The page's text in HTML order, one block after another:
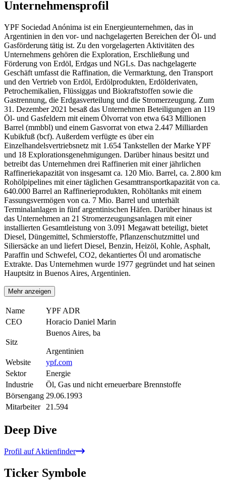
Unternehmensprofil
YPF Sociedad Anónima ist ein Energieunternehmen, das in
Argentinien in den vor- und nachgelagerten Bereichen der Öl- und
Gasförderung tätig ist. Zu den vorgelagerten Aktivitäten des
Unternehmens gehören die Exploration, Erschließung und
Förderung von Erdöl, Erdgas und NGLs. Das nachgelagerte
Geschäft umfasst die Raffination, die Vermarktung, den Transport
und den Vertrieb von Erdöl, Erdölprodukten, Erdölderivaten,
Petrochemikalien, Flüssiggas und Biokraftstoffen sowie die
Gastrennung, die Erdgasverteilung und die Stromerzeugung. Zum
31. Dezember 2021 besaß das Unternehmen Beteiligungen an 119
Öl- und Gasfeldern mit einem Ölvorrat von etwa 643 Millionen
Barrel (mmbbl) und einem Gasvorrat von etwa 2.447 Milliarden
Kubikfuß (bcf). Außerdem verfügte es über ein
Einzelhandelsvertriebsnetz mit 1.654 Tankstellen der Marke YPF
und 18 Explorationsgenehmigungen. Darüber hinaus besitzt und
betreibt das Unternehmen drei Raffinerien mit einer jährlichen
Raffineriekapazität von insgesamt ca. 120 Mio. Barrel, ca. 2.800 km
Rohölpipelines mit einer täglichen Gesamttransportkapazität von ca.
640.000 Barrel an Raffinerieprodukten, Rohöltanks mit einem
Fassungsvermögen von ca. 7 Mio. Barrel und unterhält
Terminalanlagen in fünf argentinischen Häfen. Darüber hinaus ist
das Unternehmen an 21 Stromerzeugungsanlagen mit einer
installierten Gesamtleistung von 3.091 Megawatt beteiligt, bietet
Diesel, Düngemittel, Schmierstoffe, Pflanzenschutzmittel und
Siliersäcke an und liefert Diesel, Benzin, Heizöl, Kohle, Asphalt,
Paraffin und Schwefel, CO2, dekantiertes Öl und aromatische
Extrakte. Das Unternehmen wurde 1977 gegründet und hat seinen
Hauptsitz in Buenos Aires, Argentinien.
Mehr anzeigen
Name
YPF ADR
CEO
Horacio Daniel Marin
Sitz
Buenos Aires, ba
Argentinien
Website
ypf.com
Sektor
Energie
Industrie
Öl, Gas und nicht erneuerbare Brennstoffe
Börsengang 29.06.1993
Mitarbeiter
21.594
Deep Dive
Profil auf Aktienfinder
Ticker Symbole